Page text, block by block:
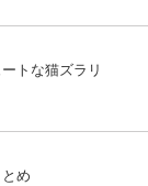
トな猫ズラリ
め